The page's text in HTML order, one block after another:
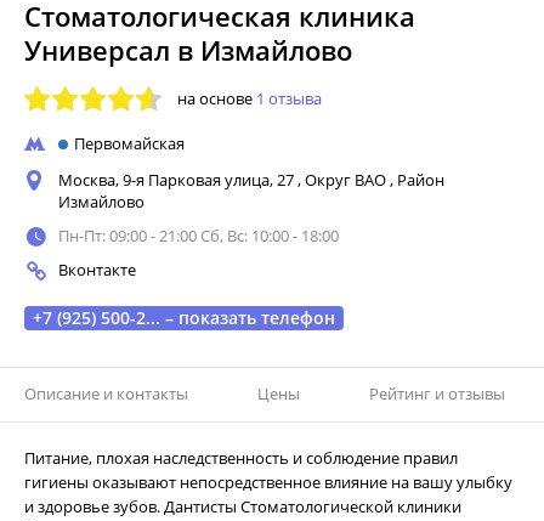
Стоматологическая клиника
Универсал в Измайлово
на основе 1 отзыва
Первомайская
Москва, 9-я Парковая улица, 27 , Округ ВАО , Район
Измайлово
Пн-Пт: 09:00 - 21:00 Сб, Вс: 10:00 - 18:00
Вконтакте
+7 (925) 500-2... – показать телефон
Описание и контакты Цены Рейтинг и отзывы
Питание, плохая наследственность и соблюдение правил
гигиены оказывают непосредственное влияние на вашу улыбку
и здоровье зубов. Дантисты Стоматологической клиники